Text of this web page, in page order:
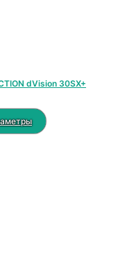
dVision 30SX+
Этот